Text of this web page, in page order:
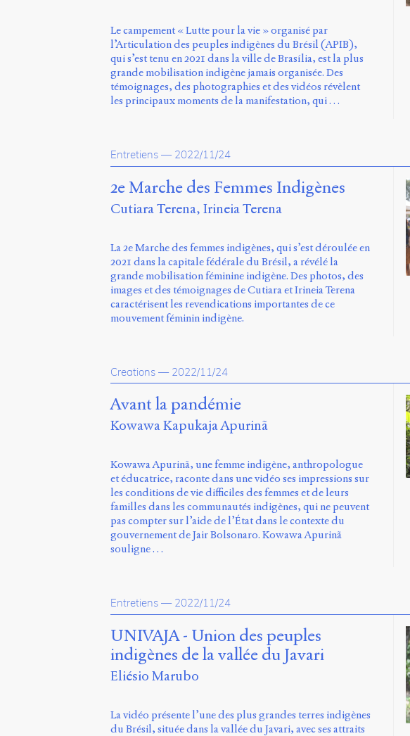
Le campement « Lutte pour la vie » organisé par
l’Articulation des peuples indigènes du Brésil (APIB),
qui s’est tenu en 2021 dans la ville de Brasília, est la plus
grande mobilisation indigène jamais organisée. Des
témoignages, des photographies et des vidéos révèlent
les principaux moments de la manifestation, qui …
Entretiens — 2022/11/24
2e Marche des Femmes Indigènes
Cutiara Terena Irineia Terena
La 2e Marche des femmes indigènes, qui s’est déroulée en
2021 dans la capitale fédérale du Brésil, a révélé la
grande mobilisation féminine indigène. Des photos, des
images et des témoignages de Cutiara et Irineia Terena
caractérisent les revendications importantes de ce
mouvement féminin indigène.
Creations — 2022/11/24
Avant la pandémie
Kowawa Kapukaja Apurinã
Kowawa Apurinã, une femme indigène, anthropologue
et éducatrice, raconte dans une vidéo ses impressions sur
les conditions de vie difficiles des femmes et de leurs
familles dans les communautés indigènes, qui ne peuvent
pas compter sur l’aide de l’État dans le contexte du
gouvernement de Jair Bolsonaro. Kowawa Apurinã
souligne …
Entretiens — 2022/11/24
UNIVAJA - Union des peuples
indigènes de la vallée du Javari
Eliésio Marubo
La vidéo présente l’une des plus grandes terres indigènes
du Brésil, située dans la vallée du Javari, avec ses attraits